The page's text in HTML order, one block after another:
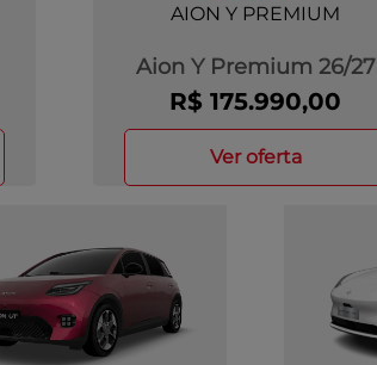
AION Y PREMIUM
Aion Y Premium 26/27
R$ 175.990,00
ver oferta